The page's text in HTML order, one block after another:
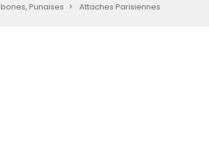
Punaises Attaches Parisiennes